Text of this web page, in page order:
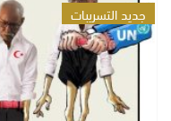
جديد التسريبات